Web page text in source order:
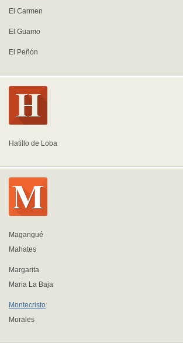
El Carmen
El Guamo
El Peñón
Hatillo de Loba
Magangué
Mahates
Margarita
Maria La Baja
Montecristo
Morales